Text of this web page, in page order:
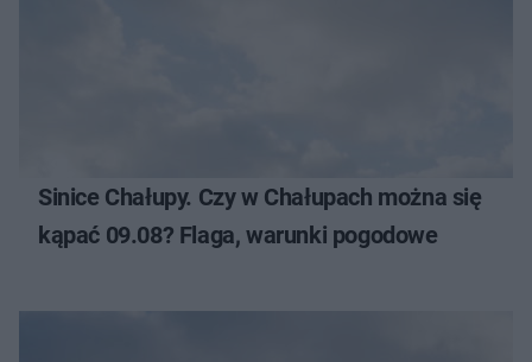
Sinice Chałupy. Czy w Chałupach można się
kąpać 09.08? Flaga, warunki pogodowe